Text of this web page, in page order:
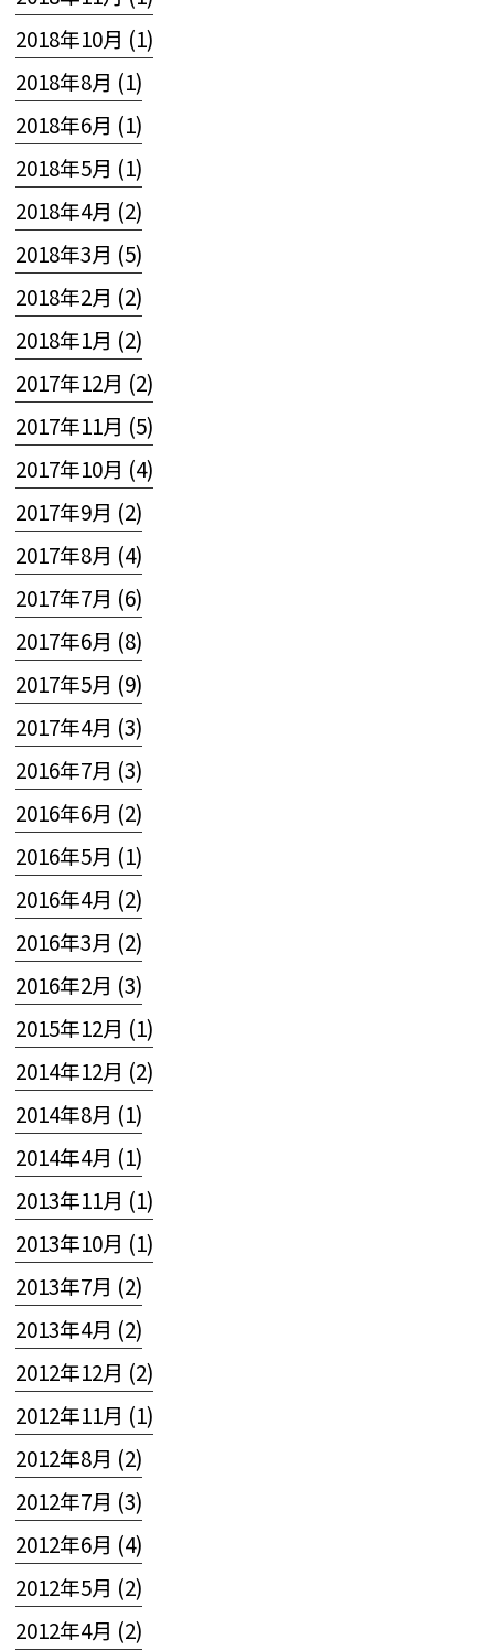
2018年10月 (1)
2018年8月 (1)
2018年6月 (1)
2018年5月 (1)
2018年4月 (2)
2018年3月 (5)
2018年2月 (2)
2018年1月 (2)
2017年12月 (2)
2017年11月 (5)
2017年10月 (4)
2017年9月 (2)
2017年8月 (4)
2017年7月 (6)
2017年6月 (8)
2017年5月 (9)
2017年4月 (3)
2016年7月 (3)
2016年6月 (2)
2016年5月 (1)
2016年4月 (2)
2016年3月 (2)
2016年2月 (3)
2015年12月 (1)
2014年12月 (2)
2014年8月 (1)
2014年4月 (1)
2013年11月 (1)
2013年10月 (1)
2013年7月 (2)
2013年4月 (2)
2012年12月 (2)
2012年11月 (1)
2012年8月 (2)
2012年7月 (3)
2012年6月 (4)
2012年5月 (2)
2012年4月 (2)